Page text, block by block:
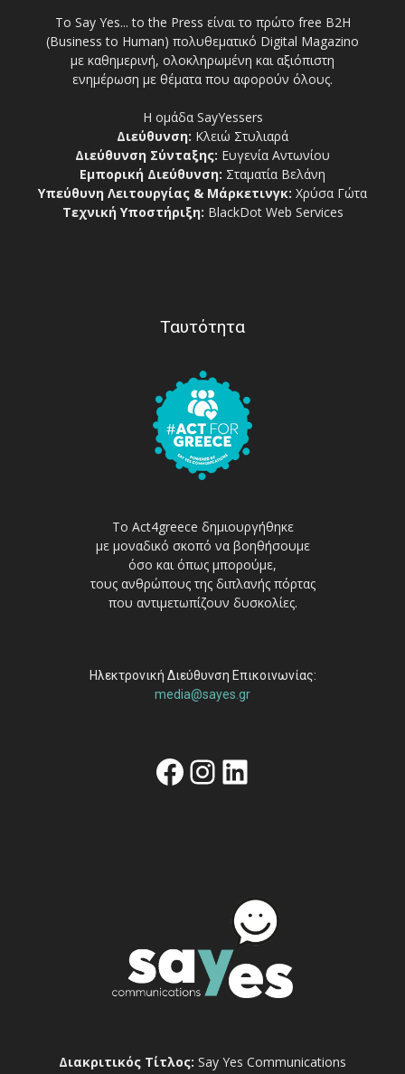
Το Say Yes... to the Press είναι το πρώτο free Β2Η
(Business to Human) πολυθεματικό Digital Magazino
με καθημερινή, ολοκληρωμένη και αξιόπιστη
ενημέρωση με θέματα που αφορούν όλους.
Η ομάδα SayYessers
Διεύθυνση: Κλειώ Στυλιαρά
Διεύθυνση Σύνταξης: Ευγενία Αντωνίου
Εμπορική Διεύθυνση: Σταματία Βελάνη
Υπεύθυνη Λειτουργίας & Μάρκετινγκ: Χρύσα Γώτα
Τεχνική Υποστήριξη: BlackDot Web Services
Ταυτότητα
Το Act4greece δημιουργήθηκε
με μοναδικό σκοπό να βοηθήσουμε
όσο και όπως μπορούμε,
τους ανθρώπους της διπλανής πόρτας
που αντιμετωπίζουν δυσκολίες.
Ηλεκτρονική Διεύθυνση Επικοινωνίας:
media@sayes.gr
Facebook
Instagram
Linkedin
Διακριτικός Τίτλος: Say Yes Communications